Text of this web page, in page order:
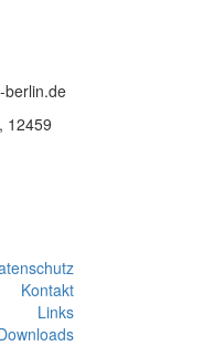
berlin.de
12459
Kontakt
Links